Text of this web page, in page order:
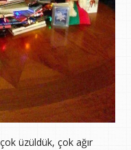
üzüldük, çok ağır